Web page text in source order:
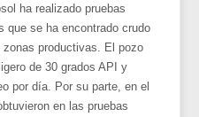
ha realizado pruebas
que se ha encontrado crudo
productivas. El pozo
de 30 grados API y
por día. Por su parte, en el
en las pruebas